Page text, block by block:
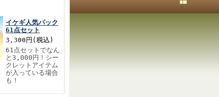
イケギ人気パック
61点セット
3,300円(税込)
61点セットでなん
と3,000円！シー
クレットアイテム
が入っている場合
も！